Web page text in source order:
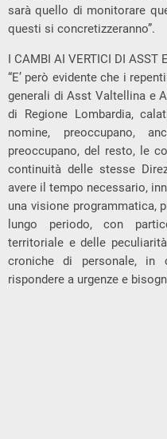
sarà quello di monitorare
questi si concretizzeranno”.
I CAMBI AI VERTICI DI ASST
“E’ però evidente che i
generali di Asst Valtellina e
di Regione Lombardia,
nomine, preoccupano,
preoccupano, del resto, le
continuità delle stesse
avere il tempo necessario,
una visione programmatica,
lungo periodo, con
territoriale e delle
croniche di personale, in
rispondere a urgenze e